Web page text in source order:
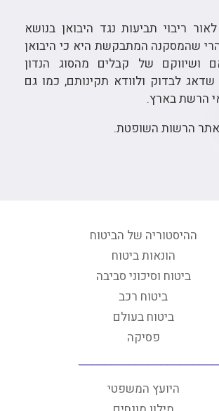
ריבוי תביעות נגד היבואן בנושא
שהמסקנה המתבקשת היא כי היבואן
ושיווקם של קבלים מהסוג הנדון
לבדוק ולוודא תקינותם, כמו גם
הרשת בארץ.
הרשות השופטת.
ההיסטוריה של הביטוח
הונאות ביטוח
ביטוח וסיכוני סביבה
ביטוח רכב
ביטוח בעולם
פסיקה
היועץ המשפטי